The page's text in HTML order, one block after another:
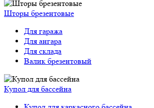
Шторы брезентовые
Для гаража
Для ангара
Для склада
Валик брезентовый
Купол для бассейна